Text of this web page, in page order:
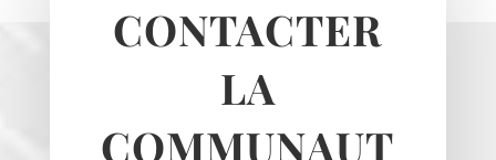
CONTACTER
LA
COMMUNAUT